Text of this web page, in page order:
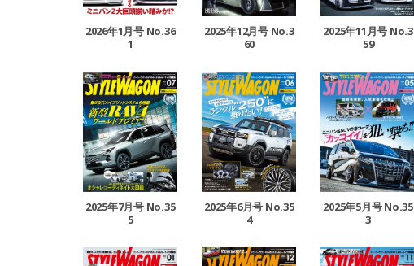
2026年1月号 No.36
1
2025年12月号 No.3
60
2025年11月号 No.3
59
2025年7月号 No.35
5
2025年6月号 No.35
4
2025年5月号 No.35
3